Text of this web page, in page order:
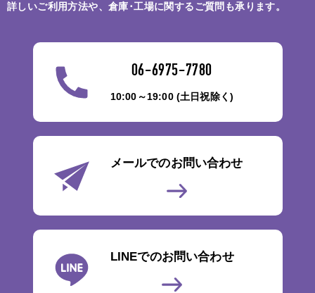
詳しいご利用方法や、倉庫･工場に関するご質問も承ります。
06-6975-7780
10:00～19:00 (土日祝除く)
メールでのお問い合わせ
LINEでのお問い合わせ